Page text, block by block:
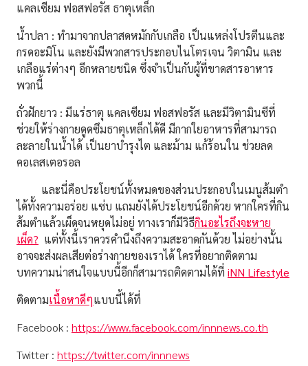
แคลเซียม ฟอสฟอรัส ธาตุเหล็ก
น้ำปลา : ทำมาจากปลาสดหมักกับเกลือ เป็นแหล่งโปรตีนและ
กรดอะมิโน และยังมีพวกสารประกอบไนโตรเจน วิตามิน และ
เกลือแร่ต่างๆ อีกหลายชนิด ซึ่งจำเป็นกับผู้ที่ขาดสารอาหาร
พวกนี้
ถั่วฝักยาว : มีแร่ธาตุ แคลเซียม ฟอสฟอรัส และมีวิตามินซีที่
ช่วยให้ร่างกายดูดซึมธาตุเหล็กได้ดี มีกากใยอาหารที่สามารถ
ละลายในน้ำได้ เป็นยาบำรุงไต และม้าม แก้ร้อนใน ช่วยลด
คอเลสเตอรอล
และนี่คือประโยชน์ทั้งหมดของส่วนประกอบในเมนูส้มตำ
ได้ทั้งความอร่อย แซ่บ แถมยังได้ประโยชน์อีกด้วย หากใครที่กิน
ส้มตำแล้วเผ็ดจนหยุดไม่อยู่ ทางเราก็มีวิธีกินอะไรถึงจะหาย
เผ็ด? แต่ทั้งนี้เราควรคำนึงถึงความสะอาดกันด้วย ไม่อย่างนั้น
อาจจะส่งผลเสียต่อร่างกายของเราได้ ใครที่อยากติดตาม
บทความน่าสนใจแบบนี้อีกก็สามารถติดตามได้ที่ iNN Lifestyle
ติดตามเนื้อหาดีๆแบบนี้ได้ที่
Facebook : https://www.facebook.com/innnews.co.th
Twitter : https://twitter.com/innnews